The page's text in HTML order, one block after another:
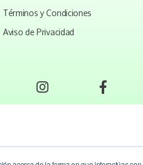
Términos y Condiciones
Aviso de Privacidad